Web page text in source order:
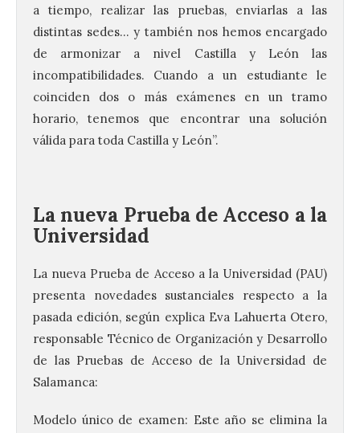
a tiempo, realizar las pruebas, enviarlas a las
distintas sedes… y también nos hemos encargado
de armonizar a nivel Castilla y León las
incompatibilidades. Cuando a un estudiante le
coinciden dos o más exámenes en un tramo
horario, tenemos que encontrar una solución
válida para toda Castilla y León”.
La nueva Prueba de Acceso a la
Universidad
La nueva Prueba de Acceso a la Universidad (PAU)
presenta novedades sustanciales respecto a la
pasada edición, según explica Eva Lahuerta Otero,
responsable Técnico de Organización y Desarrollo
de las Pruebas de Acceso de la Universidad de
Salamanca:
Modelo único de examen: Este año se elimina la